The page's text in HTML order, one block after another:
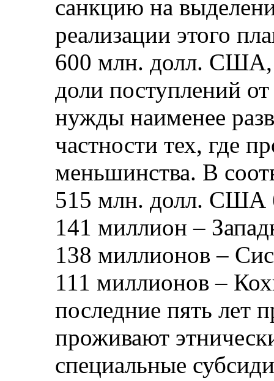
санкцию на
реализации этого
600 млн. долл. США,
доли поступлений
нужды наименее
частности тех, где
меньшинства. В
515 млн. долл. США
141 миллион –
138 миллионов –
111 миллионов –
последние пять лет
проживают
специальные